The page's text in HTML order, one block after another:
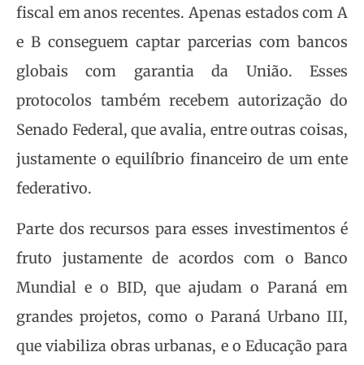
fiscal em anos recentes. Apenas estados com A
e B conseguem captar parcerias com bancos
globais com garantia da União. Esses
protocolos também recebem autorização do
Senado Federal, que avalia, entre outras coisas,
justamente o equilíbrio financeiro de um ente
federativo.
Parte dos recursos para esses investimentos é
fruto justamente de acordos com o Banco
Mundial e o BID, que ajudam o Paraná em
grandes projetos, como o Paraná Urbano III,
que viabiliza obras urbanas, e o Educação para